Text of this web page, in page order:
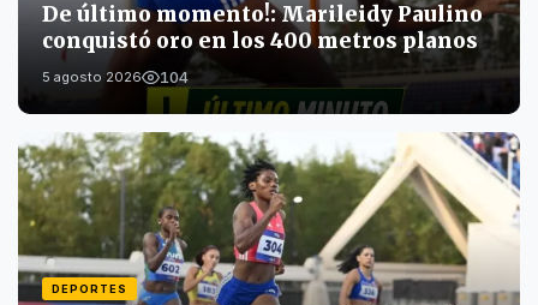
De último momento!: Marileidy Paulino
conquistó oro en los 400 metros planos
5 agosto 2026 104
DEPORTES